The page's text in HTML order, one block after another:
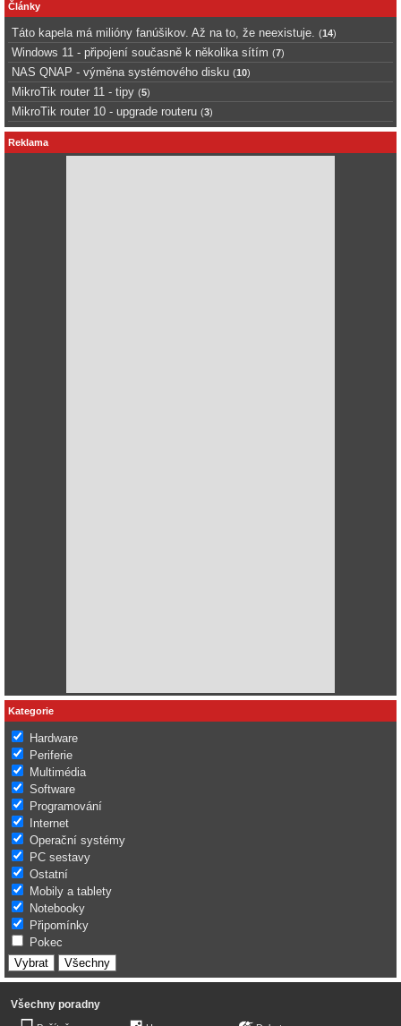
Články
Táto kapela má milióny fanúšikov. Až na to, že neexistuje. (14)
Windows 11 - připojení současně k několika sítím (7)
NAS QNAP - výměna systémového disku (10)
MikroTik router 11 - tipy (5)
MikroTik router 10 - upgrade routeru (3)
Reklama
Kategorie
Hardware
Periferie
Multimédia
Software
Programování
Internet
Operační systémy
PC sestavy
Ostatní
Mobily a tablety
Notebooky
Připomínky
Pokec
Všechny poradny